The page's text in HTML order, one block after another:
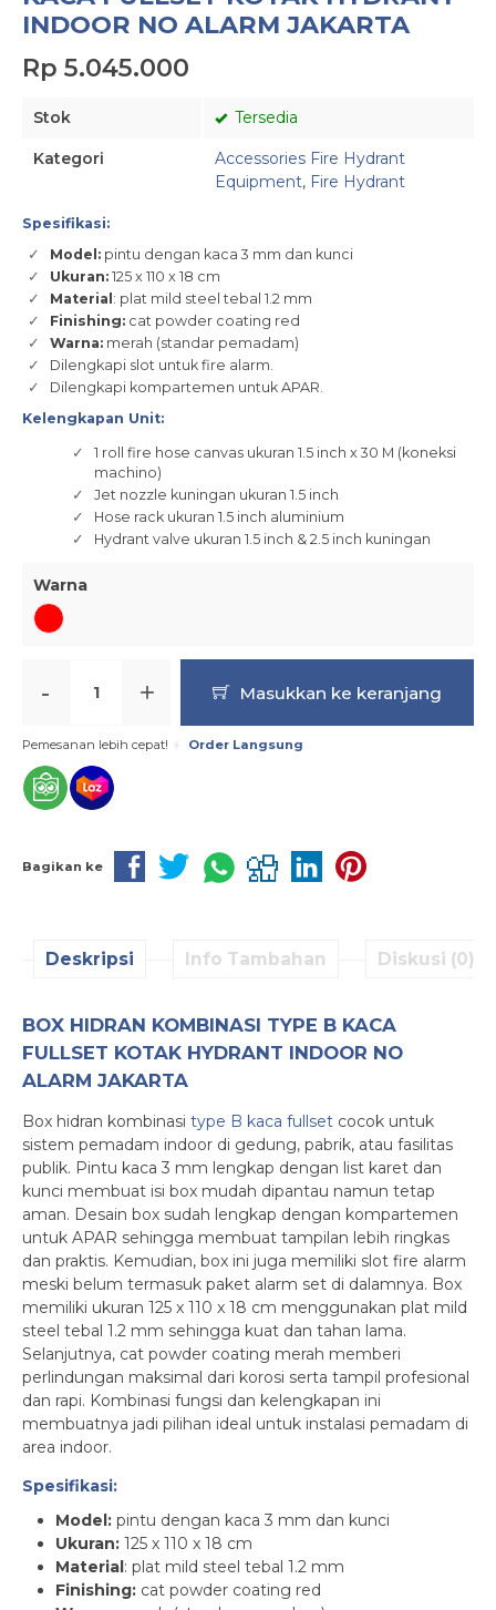
INDOOR NO ALARM JAKARTA
Rp 5.045.000
Stok Tersedia
Kategori
Accessories Fire Hydrant
Equipment, Fire Hydrant
Spesifikasi:
Model: pintu dengan kaca 3 mm dan kunci
Ukuran: 125 x 110 x 18 cm
Material : plat mild steel tebal 1.2 mm
Finishing: cat powder coating red
Warna: merah (standar pemadam)
Dilengkapi slot untuk fire alarm.
Dilengkapi kompartemen untuk APAR.
Kelengkapan Unit:
1 roll fire hose canvas ukuran 1.5 inch x 30 M (koneksi
machino)
Jet nozzle kuningan ukuran 1.5 inch
Hose rack ukuran 1.5 inch aluminium
Hydrant valve ukuran 1.5 inch & 2.5 inch kuningan
Warna
- + Masukkan ke keranjang
Pemesanan lebih cepat! Order Langsung
Bagikan ke
Deskripsi Info Tambahan Diskusi (0)
BOX HIDRAN KOMBINASI TYPE B KACA
FULLSET KOTAK HYDRANT INDOOR NO
ALARM JAKARTA
Box hidran kombinasi type B kaca fullset cocok untuk
sistem pemadam indoor di gedung, pabrik, atau fasilitas
publik. Pintu kaca 3 mm lengkap dengan list karet dan
kunci membuat isi box mudah dipantau namun tetap
aman. Desain box sudah lengkap dengan kompartemen
untuk APAR sehingga membuat tampilan lebih ringkas
dan praktis. Kemudian, box ini juga memiliki slot fire alarm
meski belum termasuk paket alarm set di dalamnya. Box
memiliki ukuran 125 x 110 x 18 cm menggunakan plat mild
steel tebal 1.2 mm sehingga kuat dan tahan lama.
Selanjutnya, cat powder coating merah memberi
perlindungan maksimal dari korosi serta tampil profesional
dan rapi. Kombinasi fungsi dan kelengkapan ini
membuatnya jadi pilihan ideal untuk instalasi pemadam di
area indoor.
Spesifikasi:
Model: pintu dengan kaca 3 mm dan kunci
Ukuran: 125 x 110 x 18 cm
Material: plat mild steel tebal 1.2 mm
Finishing: cat powder coating red